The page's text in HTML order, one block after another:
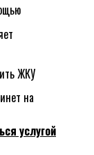
ЖКУ
на
услугой